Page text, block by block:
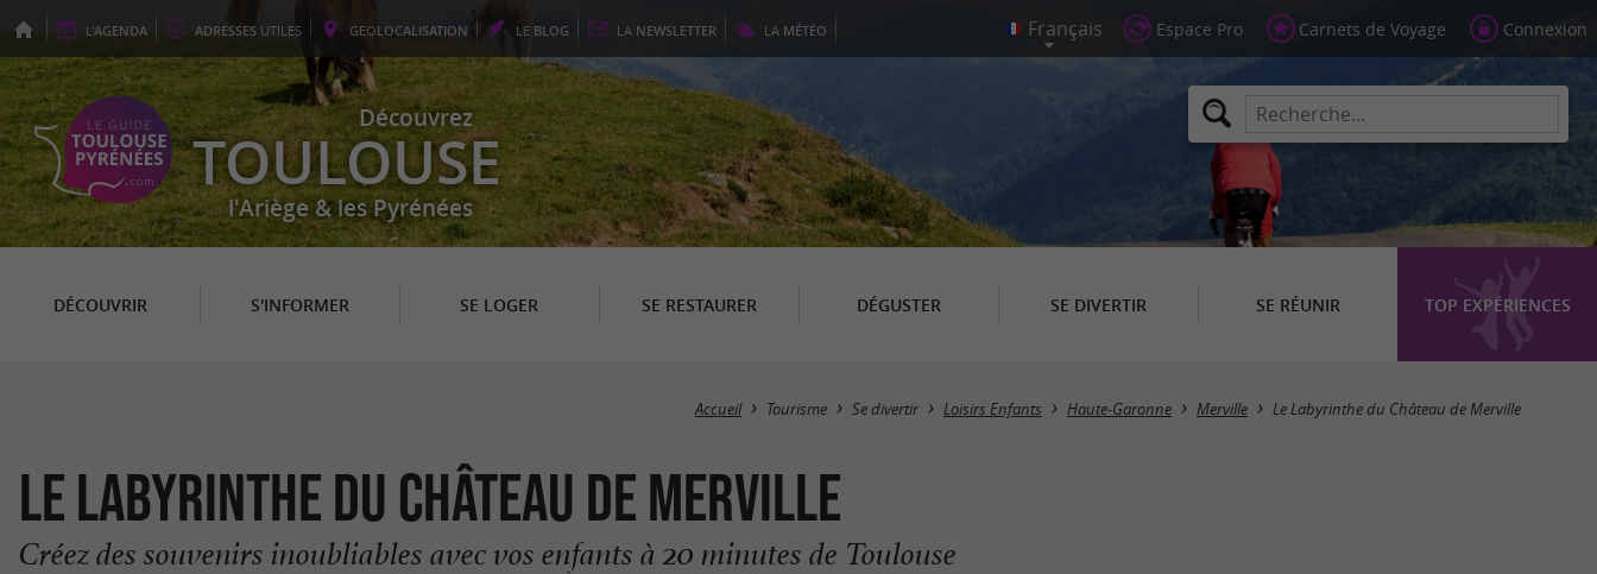
L'AGENDA ADRESSES UTILES GEOLOCALISATION LE BLOG LA NEWSLETTER LA MÉTÉO Espace Pro Carnets de Voyage Connexion
Découvrez
TOULOUSE
l'Ariège & les Pyrénées
DÉCOUVRIR S'INFORMER SE LOGER SE RESTAURER DÉGUSTER SE DIVERTIR SE RÉUNIR TOP EXPÉRIENCES
Accueil Tourisme Se divertir Loisirs Enfants Haute-Garonne Merville Le Labyrinthe du Château de Merville
Le Labyrinthe du Château de Merville
Créez des souvenirs inoubliables avec vos enfants à 20 minutes de Toulouse